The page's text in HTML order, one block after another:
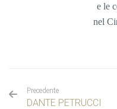
e le
nel
Precedente
DANTE PETRUCCI